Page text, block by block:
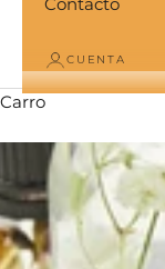
CUENTA
Carro